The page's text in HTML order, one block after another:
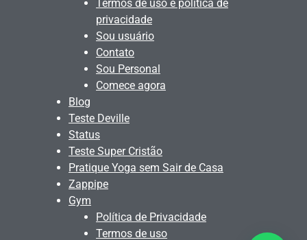
Termos de uso e política de
privacidade
Sou usuário
Contato
Sou Personal
Comece agora
Blog
Teste Deville
Status
Teste Super Cristão
Pratique Yoga sem Sair de Casa
Zappipe
Gym
Política de Privacidade
Termos de uso